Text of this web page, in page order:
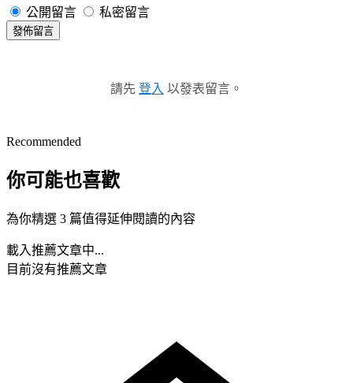
公開留言 私密留言
發佈留言
請先 登入 以發表留言。
Recommended
你可能也喜歡
為你精選 3 篇值得延伸閱讀的內容
載入推薦文章中...
目前沒有推薦文章